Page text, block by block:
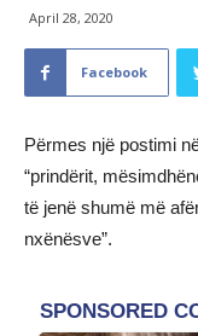
April 28, 2020
Facebook
Përmes një postimi
“prindërit,
të jenë shumë më
nxënësve”.